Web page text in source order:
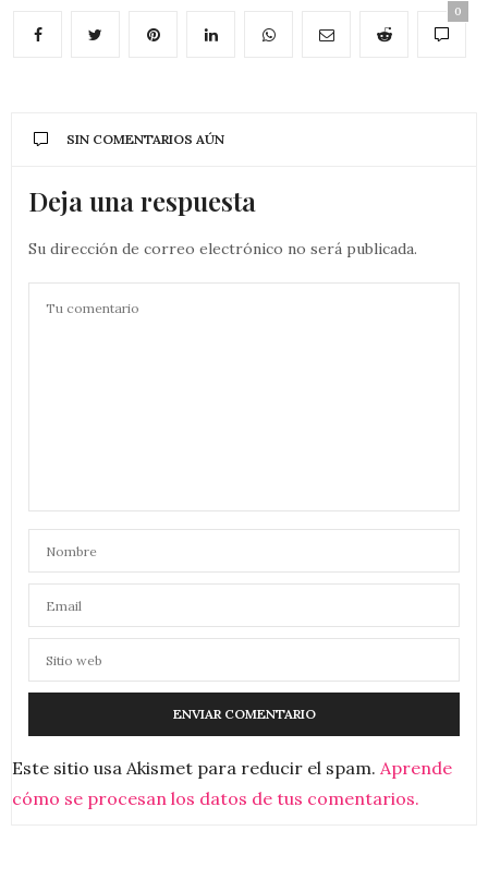
0
SIN COMENTARIOS AÚN
Deja una respuesta
Su dirección de correo electrónico no será publicada.
Este sitio usa Akismet para reducir el spam. Aprende
cómo se procesan los datos de tus comentarios.